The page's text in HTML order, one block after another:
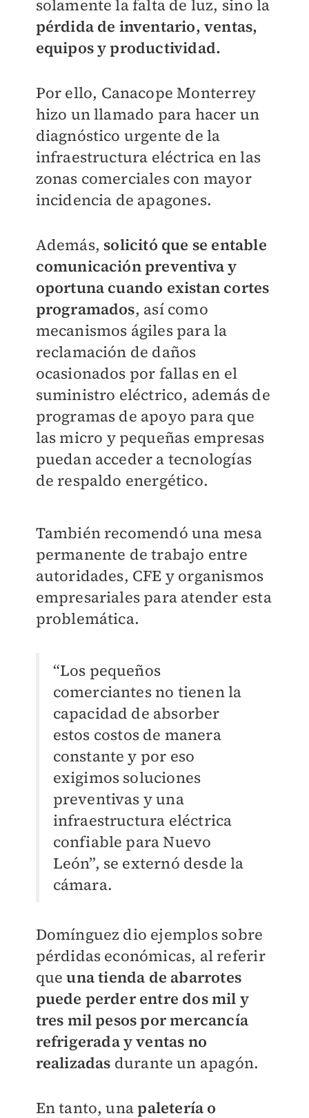
solamente la falta de luz, sino la
pérdida de inventario, ventas,
equipos y productividad.
Por ello, Canacope Monterrey
hizo un llamado para hacer un
diagnóstico urgente de la
infraestructura eléctrica en las
zonas comerciales con mayor
incidencia de apagones.
Además, solicitó que se entable
comunicación preventiva y
oportuna cuando existan cortes
programados, así como
mecanismos ágiles para la
reclamación de daños
ocasionados por fallas en el
suministro eléctrico, además de
programas de apoyo para que
las micro y pequeñas empresas
puedan acceder a tecnologías
de respaldo energético.
También recomendó una mesa
permanente de trabajo entre
autoridades, CFE y organismos
empresariales para atender esta
problemática.
“Los pequeños
comerciantes no tienen la
capacidad de absorber
estos costos de manera
constante y por eso
exigimos soluciones
preventivas y una
infraestructura eléctrica
confiable para Nuevo
León”, se externó desde la
cámara.
Domínguez dio ejemplos sobre
pérdidas económicas, al referir
queuna tienda de abarrotes
puede perder entre dos mil y
tres mil pesos por mercancía
refrigerada y ventas no
realizadas durante un apagón.
En tanto, unapaletería o